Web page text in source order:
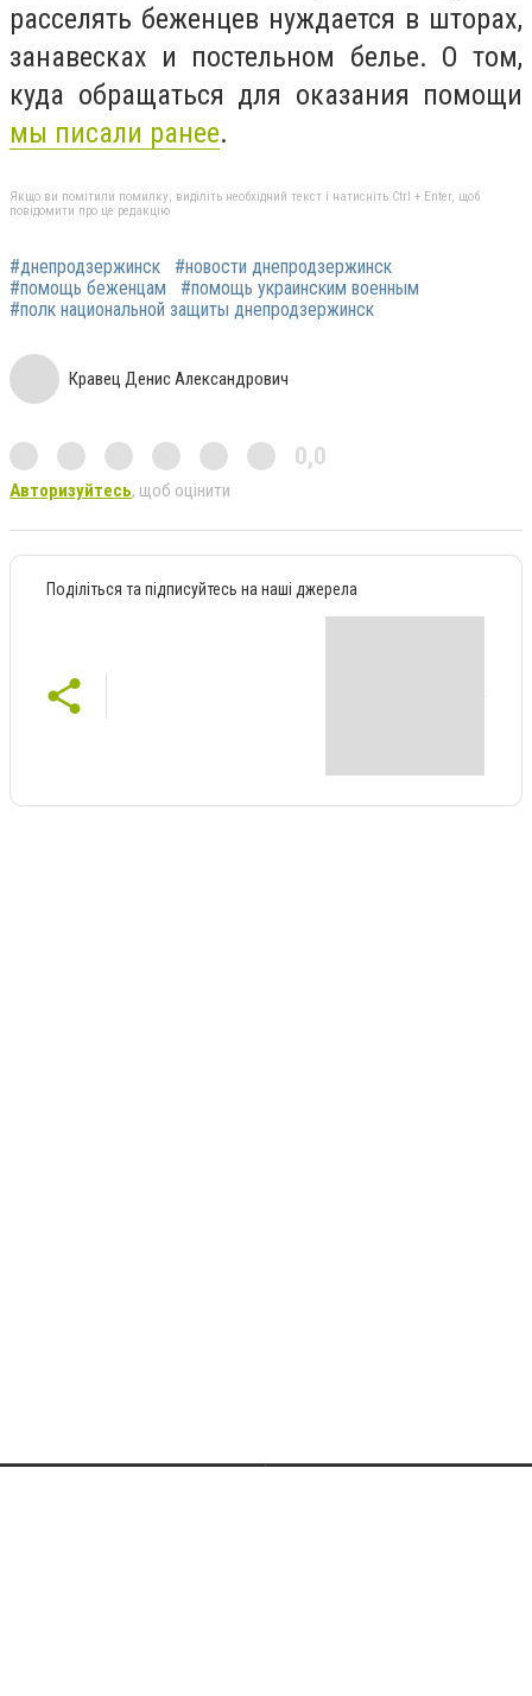
расселять беженцев нуждается в шторах,
занавесках и постельном белье. О том,
куда обращаться для оказания помощи
мы писали ранее.
Якщо ви помітили помилку, виділіть необхідний текст і натисніть Ctrl + Enter, щоб
повідомити про це редакцію
#днепродзержинск
#новости днепродзержинск
#помощь беженцам
#помощь украинским военным
#полк национальной защиты днепродзержинск
Кравец Денис Александрович
0,0
Авторизуйтесь, щоб оцінити
Поділіться та підписуйтесь на наші джерела